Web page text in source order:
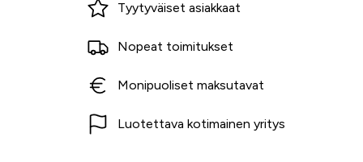
Tyytyväiset asiakkaat
Nopeat toimitukset
Monipuoliset maksutavat
Luotettava kotimainen yritys